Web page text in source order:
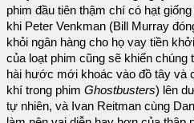
phim đầu tiên thậm chí có hạt
khi Peter Venkman (Bill Murray
khỏi ngân hàng cho họ vay tiền
của loạt phim cũng sẽ khiến chúng
hài hước mới khoác vào đồ tây và
khí trong phim Ghostbusters) lên
tự nhiên, và Ivan Reitman cùng